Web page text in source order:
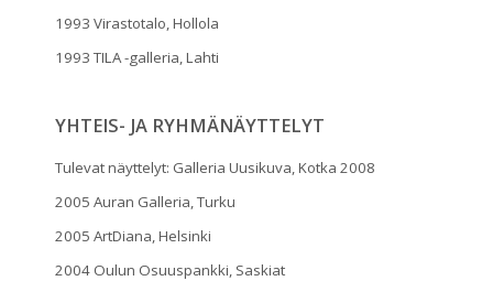
1993 Virastotalo, Hollola
1993 TILA -galleria, Lahti
YHTEIS- JA RYHMÄNÄYTTELYT
Tulevat näyttelyt: Galleria Uusikuva, Kotka 2008
2005 Auran Galleria, Turku
2005 ArtDiana, Helsinki
2004 Oulun Osuuspankki, Saskiat